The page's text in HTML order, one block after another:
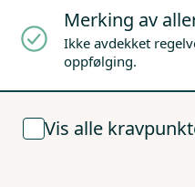
Merking av
Ikke avdekket
oppfølging.
Vis alle